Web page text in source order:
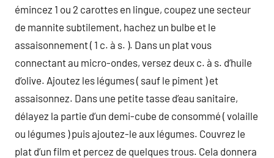
émincez 1 ou 2 carottes en lingue, coupez une secteur
de mannite subtilement, hachez un bulbe et le
assaisonnement ( 1 c. à s. ). Dans un plat vous
connectant au micro-ondes, versez deux c. à s. d’huile
d’olive. Ajoutez les légumes ( sauf le piment ) et
assaisonnez. Dans une petite tasse d’eau sanitaire,
délayez la partie d’un demi-cube de consommé ( volaille
ou légumes ) puis ajoutez-le aux légumes. Couvrez le
plat d’un film et percez de quelques trous. Cela donnera